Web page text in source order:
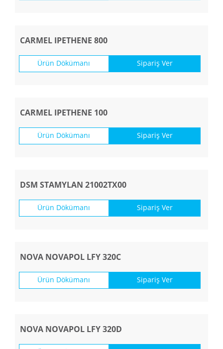
CARMEL IPETHENE 800
Ürün Dökümanı Sipariş Ver
CARMEL IPETHENE 100
Ürün Dökümanı Sipariş Ver
DSM STAMYLAN 21002TX00
Ürün Dökümanı Sipariş Ver
NOVA NOVAPOL LFY 320C
Ürün Dökümanı Sipariş Ver
NOVA NOVAPOL LFY 320D